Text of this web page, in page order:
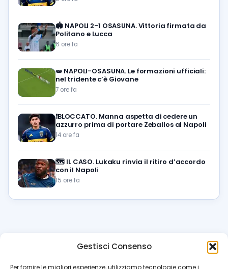
Gestisci Consenso
Per fornire le migliori esperienze, utilizziamo tecnologie come i
🏟️ NAPOLI 2-1 OSASUNA. Vittoria firmata da
Politano e Lucca
6 ore fa
🧫 NAPOLI-OSASUNA. Le formazioni ufficiali:
nel tridente c’è Giovane
7 ore fa
❗️BLOCCATO. Manna aspetta di cedere un
azzurro prima di portare Zeballos al Napoli
14 ore fa
🗺️ IL CASO. Lukaku rinvia il ritiro d’accordo
con il Napoli
15 ore fa
azzurrissimo.it